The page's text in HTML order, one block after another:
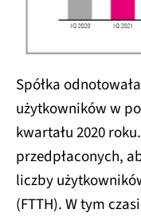
Spółka
użytkowników w
kwartału 2020
przedpłaconych,
liczby
(FTTH). W tym